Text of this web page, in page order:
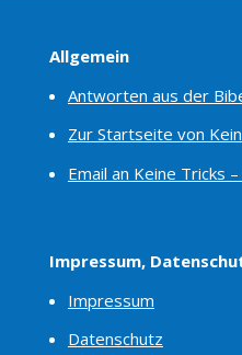
Allgemein
Antworten aus der
Zur Startseite von
Email an Keine Tricks
Impressum,
Impressum
Datenschutz